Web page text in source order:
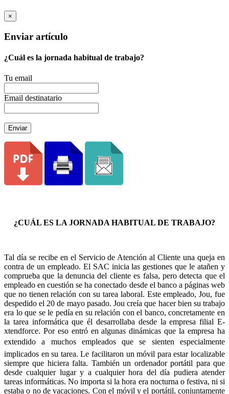
×
Enviar artículo
¿Cuál es la jornada habitual de trabajo?
Tu email
Email destinatario
Enviar
¿CUÁL ES LA JORNADA HABITUAL DE TRABAJO?
Tal día se recibe en el Servicio de Atención al Cliente una queja en
contra de un empleado. El SAC inicia las gestiones que le atañen y
comprueba que la denuncia del cliente es falsa, pero detecta que el
empleado en cuestión se ha conectado desde el banco a páginas web
que no tienen relación con su tarea laboral. Este empleado, Jou, fue
despedido el 20 de mayo pasado. Jou creía que hacer bien su trabajo
era lo que se le pedía en su relación con el banco, concretamente en
la tarea informática que él desarrollaba desde la empresa filial E-
xtendforce. Por eso entró en algunas dinámicas que la empresa ha
extendido a muchos empleados que se sienten especialmente
implicados en su tarea. Le facilitaron un móvil para estar localizable
siempre que hiciera falta. También un ordenador portátil para que
desde cualquier lugar y a cualquier hora del día pudiera atender
tareas informáticas. No importa si la hora era nocturna o festiva, ni si
estaba o no de vacaciones. Con el móvil y el portátil, conjuntamente